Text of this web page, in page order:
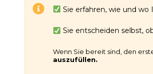
Sie erfahren, wie und
Sie entscheiden selbst,
Wenn Sie bereit sind, den
auszufüllen.